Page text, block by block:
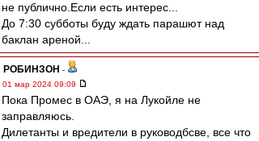
не публично.Если есть интерес...
До 7:30 субботы буду ждать парашют над
баклан ареной...
РОБИНЗОН -
01 мар 2024 09:09
Пока Промес в ОАЭ, я на Лукойле не
заправляюсь.
Дилетанты и вредители в руководбсве, все что